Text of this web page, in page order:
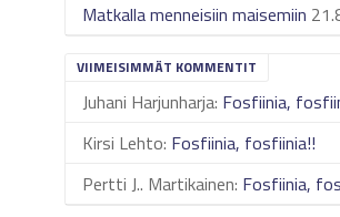
Matkalla menneisiin maisemiin
VIIMEISIMMÄT KOMMENTIT
Juhani Harjunharja: Fosfiinia,
Kirsi Lehto: Fosfiinia, fosfiinia!!
Pertti J.. Martikainen: Fosfiinia,